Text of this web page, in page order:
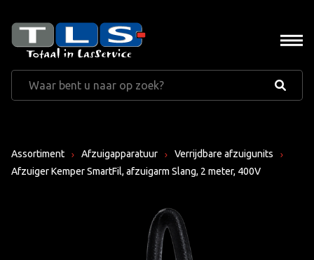
Assortiment Afzuigapparatuur
Verrijdbare afzuigunits
Afzuiger Kemper SmartFil, afzuigarm Slang, 2 meter, 400V